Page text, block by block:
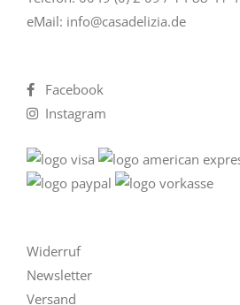
eMail: info@casadelizia.de
Facebook
Instagram
Widerruf
Newsletter
Versand